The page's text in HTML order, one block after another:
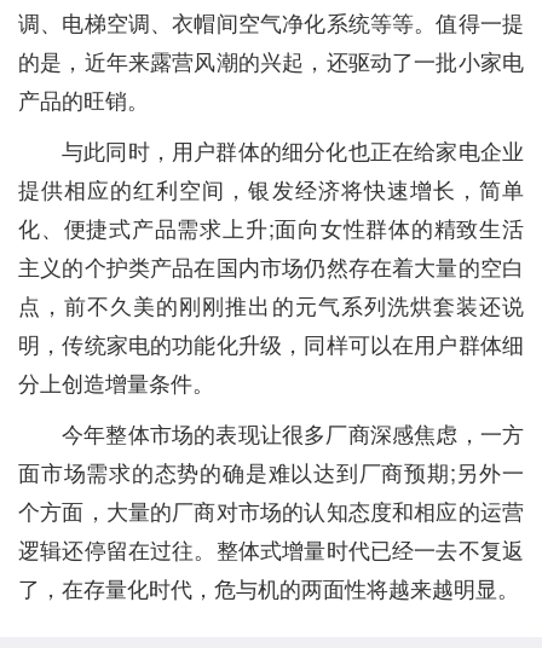
调、电梯空调、衣帽间空气净化系统等等。值得一提
的是，近年来露营风潮的兴起，还驱动了一批小家电
产品的旺销。
与此同时，用户群体的细分化也正在给家电企业
提供相应的红利空间，银发经济将快速增长，简单
化、便捷式产品需求上升;面向女性群体的精致生活
主义的个护类产品在国内市场仍然存在着大量的空白
点，前不久美的刚刚推出的元气系列洗烘套装还说
明，传统家电的功能化升级，同样可以在用户群体细
分上创造增量条件。
今年整体市场的表现让很多厂商深感焦虑，一方
面市场需求的态势的确是难以达到厂商预期;另外一
个方面，大量的厂商对市场的认知态度和相应的运营
逻辑还停留在过往。整体式增量时代已经一去不复返
了，在存量化时代，危与机的两面性将越来越明显。